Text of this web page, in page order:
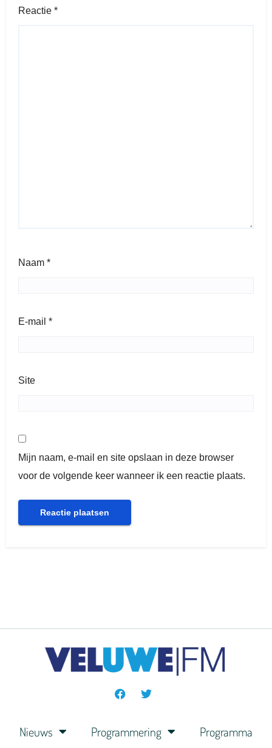
Reactie *
Naam *
E-mail *
Site
Mijn naam, e-mail en site opslaan in deze browser
voor de volgende keer wanneer ik een reactie plaats.
Nieuws Programmering Programma